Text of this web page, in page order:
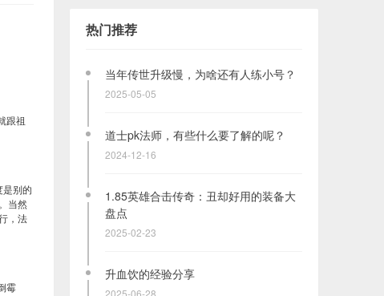
跟祖
是别的
当然
，法
霉
热门推荐
当年传世升级慢，为啥还有人练小号？
2025-05-05
道士pk法师，有些什么要了解的呢？
2024-12-16
1.85英雄合击传奇：丑却好用的装备大
盘点
2025-02-23
升血饮的经验分享
2025-06-28